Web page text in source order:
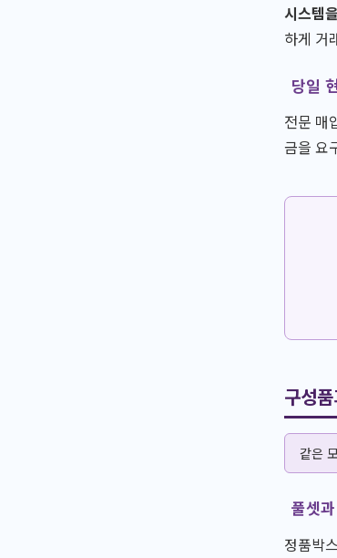
시스템
하게 거
당일
전문 매
금을 요
구성
같은
풀셋
정품박